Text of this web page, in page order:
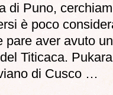
di Puno,
è poco
pare aver avuto
Titicaca.
di Cusco …